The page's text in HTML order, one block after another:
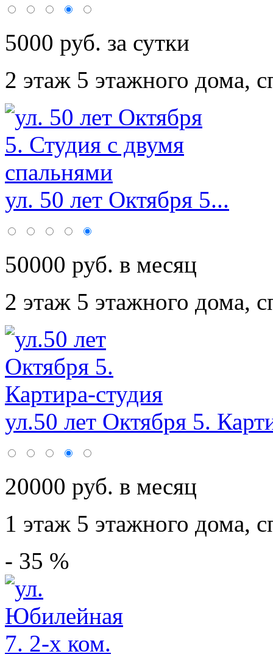
5000 руб. за сутки
2 этаж 5 этажного дома,
ул. 50 лет Октября 5...
50000 руб. в месяц
2 этаж 5 этажного дома,
ул.50 лет Октября 5.
20000 руб. в месяц
1 этаж 5 этажного дома,
- 35 %